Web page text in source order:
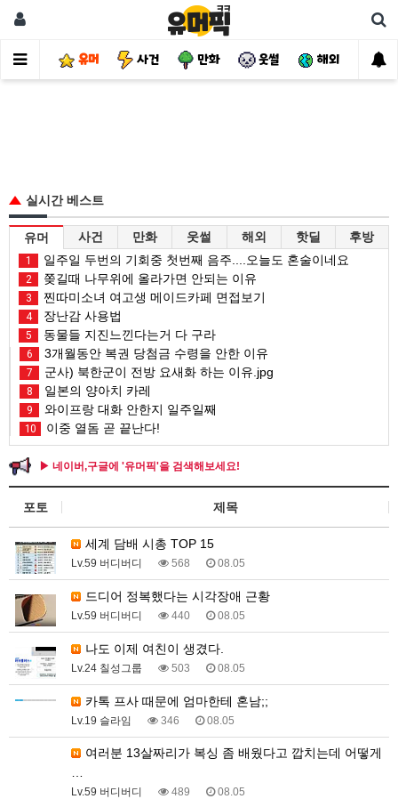
유머 사건 만화 웃썰 해외 핫
실시간 베스트
유머 사건 만화 웃썰 해외 핫딜 후방
1 일주일 두번의 기회중 첫번째 음주....오늘도 혼술이네요
2 쫒길때 나무위에 올라가면 안되는 이유
3 찐따미소녀 여고생 메이드카페 면접보기
4 장난감 사용법
5 동물들 지진느낀다는거 다 구라
6 3개월동안 복권 당첨금 수령을 안한 이유
7 군사) 북한군이 전방 요새화 하는 이유.jpg
8 일본의 양아치 카레
9 와이프랑 대화 안한지 일주일째
10 이중 열돔 곧 끝난다!
▶ 네이버,구글에 '유머픽'을 검색해보세요!
포토 제목
세계 담배 시총 TOP 15
Lv.59 버디버디 568 08.05
드디어 정복했다는 시각장애 근황
Lv.59 버디버디 440 08.05
나도 이제 여친이 생겼다.
Lv.24 칠성그룹 503 08.05
카톡 프사 때문에 엄마한테 혼남;;
Lv.19 슬라임 346 08.05
Lv.59 버디버디 489 08.05